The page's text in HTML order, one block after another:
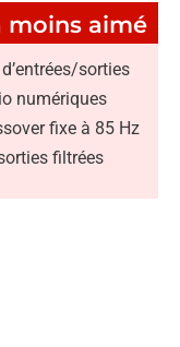
moins aimé
sorties
numériques
fixe à 85 Hz
filtrées